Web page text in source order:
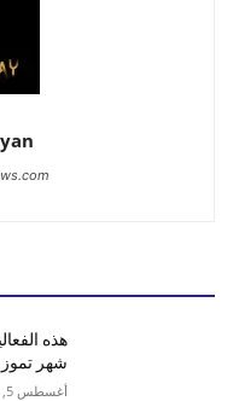
هذه
شهر تموز
أغسطس 5, 2026